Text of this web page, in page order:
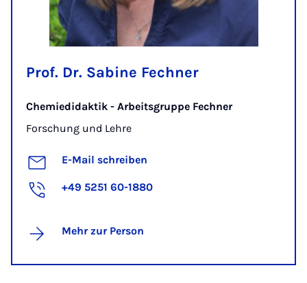
Prof. Dr. Sabine Fechner
Chemiedidaktik - Arbeitsgruppe Fechner
Forschung und Lehre
E-Mail schreiben
+49 5251 60-1880
Mehr zur Person